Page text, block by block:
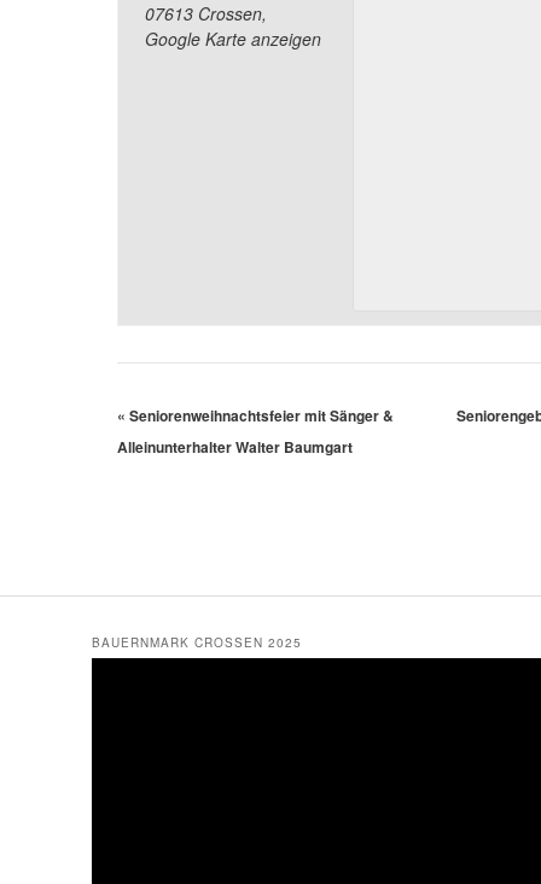
07613 Crossen,
Google Karte anzeigen
« Seniorenweihnachtsfeier mit Sänger &
Alleinunterhalter Walter Baumgart
BAUERNMARK CROSSEN 2025